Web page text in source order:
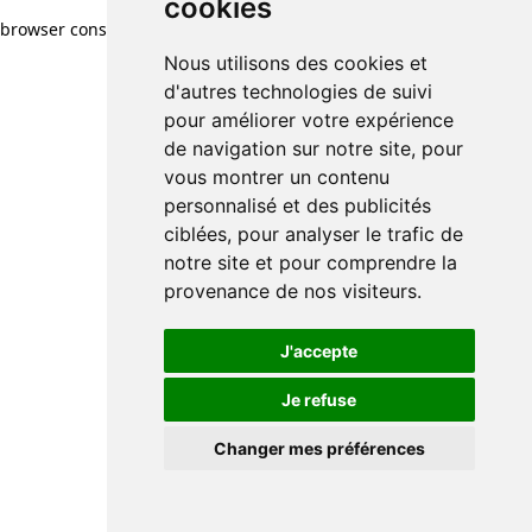
cookies
Nous utilisons des cookies et
d'autres technologies de suivi
pour améliorer votre expérience
de navigation sur notre site, pour
vous montrer un contenu
personnalisé et des publicités
ciblées, pour analyser le trafic de
notre site et pour comprendre la
provenance de nos visiteurs.
J'accepte
Je refuse
Changer mes préférences
cookies
Nous utilisons des cookies et
d'autres technologies de suivi
pour améliorer votre expérience
de navigation sur notre site, pour
vous montrer un contenu
personnalisé et des publicités
ciblées, pour analyser le trafic de
notre site et pour comprendre la
provenance de nos visiteurs.
J'accepte
Je refuse
Changer mes préférences
browser console for more information)